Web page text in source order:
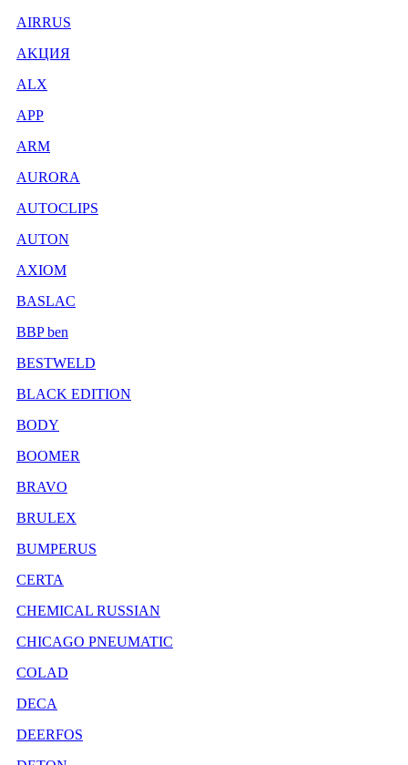
AIRRUS
AKЦИЯ
ALX
APP
ARM
AURORA
AUTOCLIPS
AUTON
AXIOM
BASLAC
BBP ben
BESTWELD
BLACK EDITION
BODY
BOOMER
BRAVO
BRULEX
BUMPERUS
CERTA
CHEMICAL RUSSIAN
CHICAGO PNEUMATIC
COLAD
DECA
DEERFOS